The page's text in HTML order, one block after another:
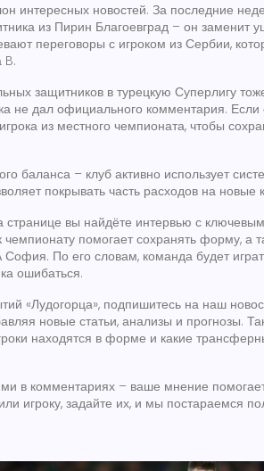
интересных новостей. За последние
из Пирин Благоевград – он заменит
переговоры с игроком из Сербии,
B.
защитников в турецкую Суперлигу
не дал официального комментария. Если
из местного чемпионата, чтобы
баланса – клуб активно использует
покрывать часть расходов на новые
вы найдёте интервью с
чемпионату помогает сохранять форму, а
По его словам, команда будет
ошибаться.
«Лудогорца», подпишитесь на наш
новые статьи, анализы и прогнозы.
находятся в форме и какие
в комментариях – ваше мнение
игроку, задайте их, и мы постараемся